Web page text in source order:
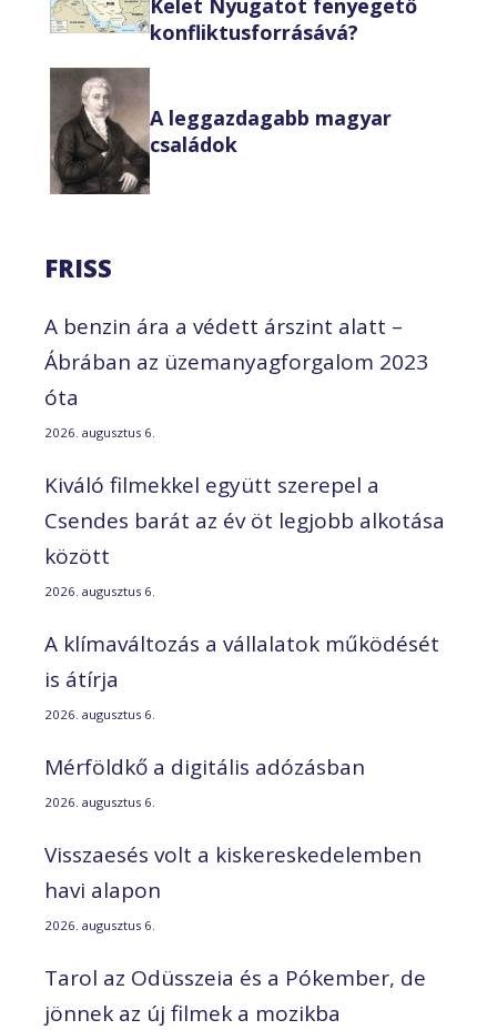
Kelet Nyugatot fenyegető
konfliktusforrásává?
A leggazdagabb magyar
családok
FRISS
A benzin ára a védett árszint alatt –
Ábrában az üzemanyagforgalom 2023
óta
2026. augusztus 6.
Kiváló filmekkel együtt szerepel a
Csendes barát az év öt legjobb alkotása
között
2026. augusztus 6.
A klímaváltozás a vállalatok működését
is átírja
2026. augusztus 6.
Mérföldkő a digitális adózásban
2026. augusztus 6.
Visszaesés volt a kiskereskedelemben
havi alapon
2026. augusztus 6.
Tarol az Odüsszeia és a Pókember, de
jönnek az új filmek a mozikba